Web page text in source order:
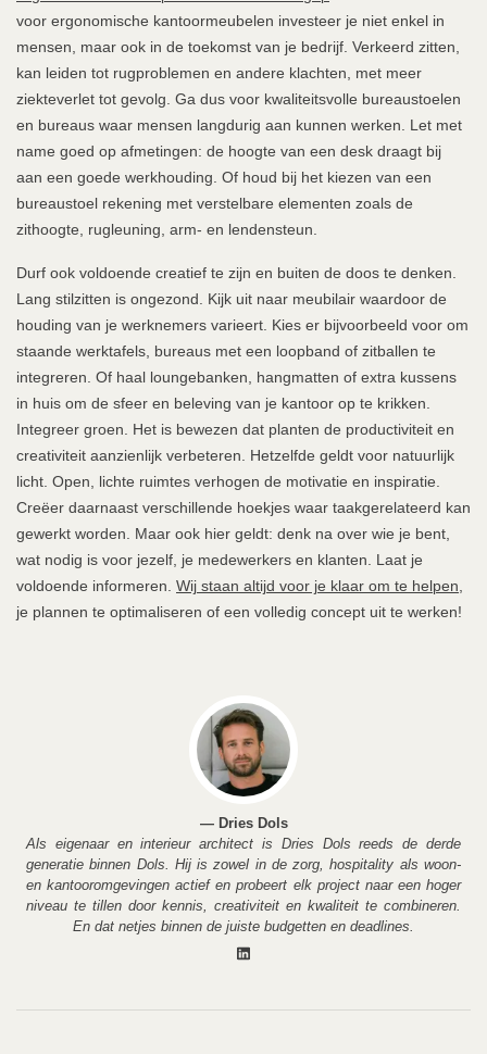
voor ergonomische kantoormeubelen investeer je niet enkel in
mensen, maar ook in de toekomst van je bedrijf. Verkeerd zitten,
kan leiden tot rugproblemen en andere klachten, met meer
ziekteverlet tot gevolg. Ga dus voor kwaliteitsvolle bureaustoelen
en bureaus waar mensen langdurig aan kunnen werken. Let met
name goed op afmetingen: de hoogte van een desk draagt bij
aan een goede werkhouding. Of houd bij het kiezen van een
bureaustoel rekening met verstelbare elementen zoals de
zithoogte, rugleuning, arm- en lendensteun.
Durf ook voldoende creatief te zijn en buiten de doos te denken.
Lang stilzitten is ongezond. Kijk uit naar meubilair waardoor de
houding van je werknemers varieert. Kies er bijvoorbeeld voor om
staande werktafels, bureaus met een loopband of zitballen te
integreren. Of haal loungebanken, hangmatten of extra kussens
in huis om de sfeer en beleving van je kantoor op te krikken.
Integreer groen. Het is bewezen dat planten de productiviteit en
creativiteit aanzienlijk verbeteren. Hetzelfde geldt voor natuurlijk
licht. Open, lichte ruimtes verhogen de motivatie en inspiratie.
Creëer daarnaast verschillende hoekjes waar taakgerelateerd kan
gewerkt worden. Maar ook hier geldt: denk na over wie je bent,
wat nodig is voor jezelf, je medewerkers en klanten. Laat je
voldoende informeren. Wij staan altijd voor je klaar om te helpen,
je plannen te optimaliseren of een volledig concept uit te werken!
— Dries Dols
Als eigenaar en interieur architect is Dries Dols reeds de derde
generatie binnen Dols. Hij is zowel in de zorg, hospitality als woon-
en kantooromgevingen actief en probeert elk project naar een hoger
niveau te tillen door kennis, creativiteit en kwaliteit te combineren.
En dat netjes binnen de juiste budgetten en deadlines.